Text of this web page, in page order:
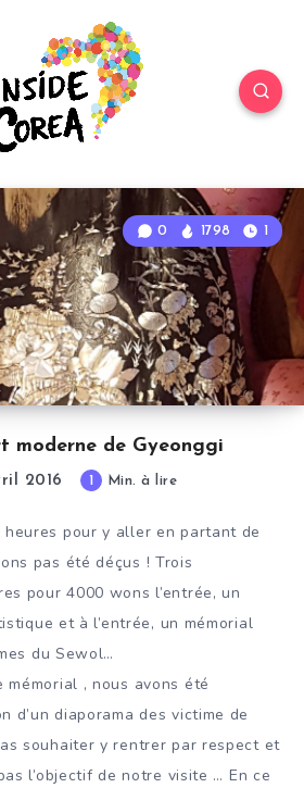
moderne de Gyeonggi
0 1798 1
2016 1 Min. à lire
heures pour y aller en partant de
pas été déçus ! Trois
pour 4000 wons l’entrée, un
et à l’entrée, un mémorial
du Sewol…
mémorial , nous avons été
d’un diaporama des victime de
souhaiter y rentrer par respect et
l’objectif de notre visite … En ce